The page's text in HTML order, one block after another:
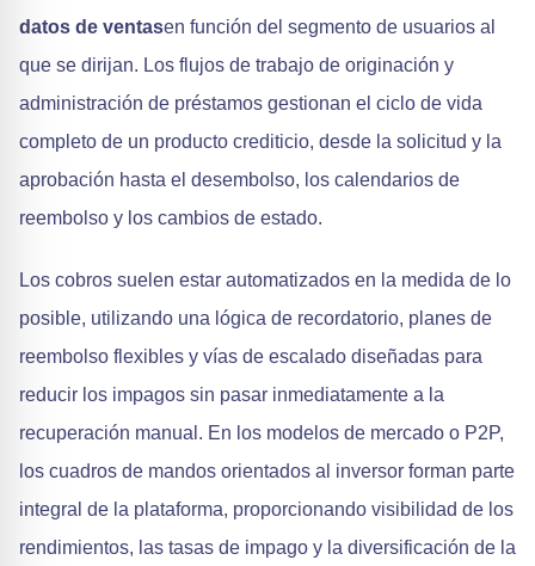
datos de ventasen función del segmento de usuarios al
que se dirijan. Los flujos de trabajo de originación y
administración de préstamos gestionan el ciclo de vida
completo de un producto crediticio, desde la solicitud y la
aprobación hasta el desembolso, los calendarios de
reembolso y los cambios de estado.
Los cobros suelen estar automatizados en la medida de lo
posible, utilizando una lógica de recordatorio, planes de
reembolso flexibles y vías de escalado diseñadas para
reducir los impagos sin pasar inmediatamente a la
recuperación manual. En los modelos de mercado o P2P,
los cuadros de mandos orientados al inversor forman parte
integral de la plataforma, proporcionando visibilidad de los
rendimientos, las tasas de impago y la diversificación de la